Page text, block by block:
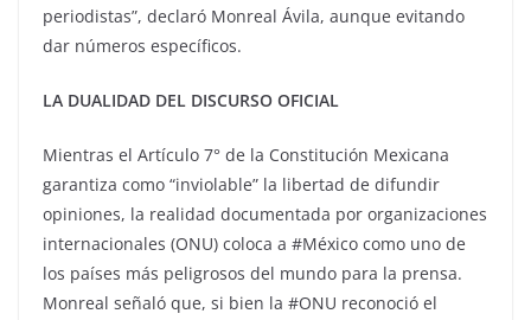
periodistas”, declaró Monreal Ávila, aunque evitando
dar números específicos.
LA DUALIDAD DEL DISCURSO OFICIAL
Mientras el Artículo 7° de la Constitución Mexicana
garantiza como “inviolable” la libertad de difundir
opiniones, la realidad documentada por organizaciones
internacionales (ONU) coloca a #México como uno de
los países más peligrosos del mundo para la prensa.
Monreal señaló que, si bien la #ONU reconoció el